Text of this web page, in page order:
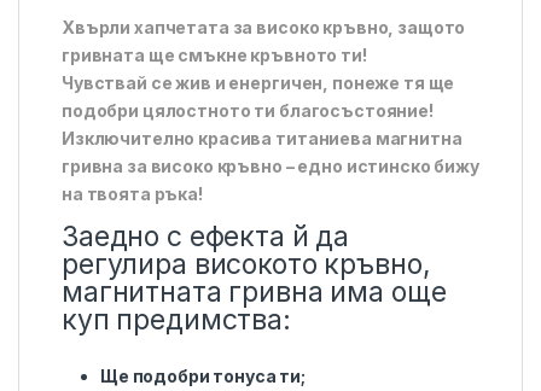
Хвърли хапчетата за високо кръвно, защото
гривната ще смъкне кръвното ти!
Чувствай се жив и енергичен, понеже тя ще
подобри цялостното ти благосъстояние!
Изключително красива титаниева магнитна
гривна за високо кръвно – едно истинско бижу
на твоята ръка!
Заедно с ефекта й да
регулира високото кръвно,
магнитната гривна има още
куп предимства:
Ще подобри тонуса ти;